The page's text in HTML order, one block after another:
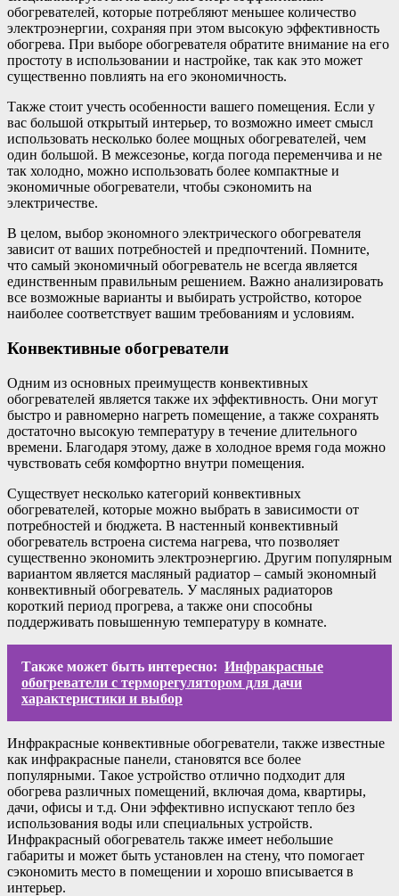
обогревателей, которые потребляют меньшее количество
электроэнергии, сохраняя при этом высокую эффективность
обогрева. При выборе обогревателя обратите внимание на его
простоту в использовании и настройке, так как это может
существенно повлиять на его экономичность.
Также стоит учесть особенности вашего помещения. Если у
вас большой открытый интерьер, то возможно имеет смысл
использовать несколько более мощных обогревателей, чем
один большой. В межсезонье, когда погода переменчива и не
так холодно, можно использовать более компактные и
экономичные обогреватели, чтобы сэкономить на
электричестве.
В целом, выбор экономного электрического обогревателя
зависит от ваших потребностей и предпочтений. Помните,
что самый экономичный обогреватель не всегда является
единственным правильным решением. Важно анализировать
все возможные варианты и выбирать устройство, которое
наиболее соответствует вашим требованиям и условиям.
Конвективные обогреватели
Одним из основных преимуществ конвективных
обогревателей является также их эффективность. Они могут
быстро и равномерно нагреть помещение, а также сохранять
достаточно высокую температуру в течение длительного
времени. Благодаря этому, даже в холодное время года можно
чувствовать себя комфортно внутри помещения.
Существует несколько категорий конвективных
обогревателей, которые можно выбрать в зависимости от
потребностей и бюджета. В настенный конвективный
обогреватель встроена система нагрева, что позволяет
существенно экономить электроэнергию. Другим популярным
вариантом является масляный радиатор – самый экономный
конвективный обогреватель. У масляных радиаторов
короткий период прогрева, а также они способны
поддерживать повышенную температуру в комнате.
Также может быть интересно: Инфракрасные
обогреватели с терморегулятором для дачи
характеристики и выбор
Инфракрасные конвективные обогреватели, также известные
как инфракрасные панели, становятся все более
популярными. Такое устройство отлично подходит для
обогрева различных помещений, включая дома, квартиры,
дачи, офисы и т.д. Они эффективно испускают тепло без
использования воды или специальных устройств.
Инфракрасный обогреватель также имеет небольшие
габариты и может быть установлен на стену, что помогает
сэкономить место в помещении и хорошо вписывается в
интерьер.